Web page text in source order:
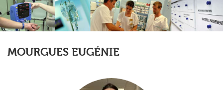
MOURGUES EUGÉNIE